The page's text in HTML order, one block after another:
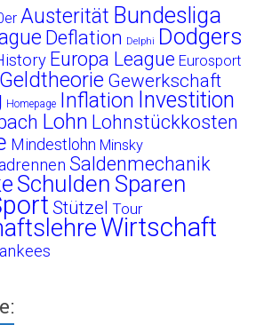
Austerität Bundesliga
Deflation Delphi Dodgers
Europa League Eurosport
Geldtheorie Gewerkschaft
Homepage Inflation Investition
Lohn Lohnstückkosten
Mindestlohn Minsky
Saldenmechanik
Schulden Sparen
Stützel Tour
Wirtschaft